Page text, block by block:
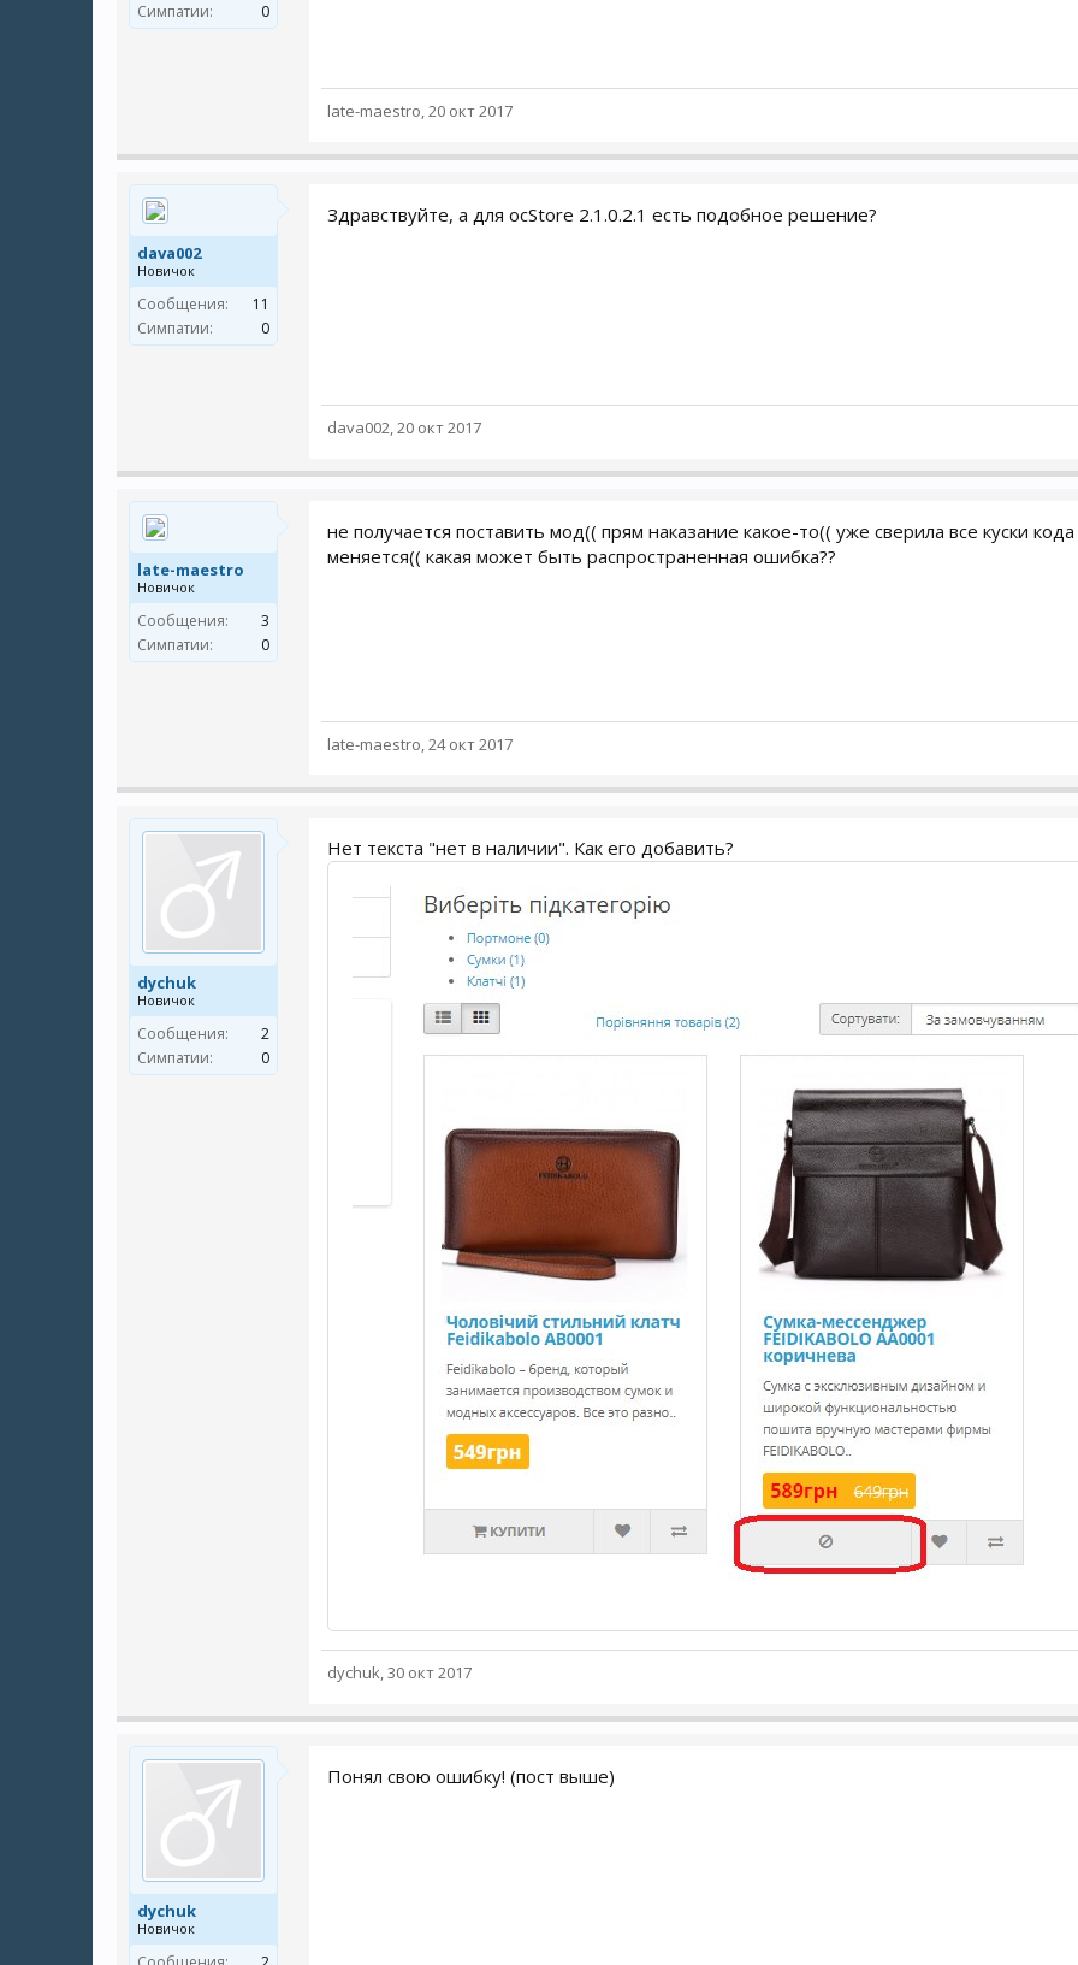
Симпатии:
0
late-maestro,20 окт 2017
dava002
Новичок
Сообщения:
11
Симпатии:
0
Здравствуйте, а для ocStore 2.1.0.2.1 есть подобное решение?
dava002,20 окт 2017
late-maestro
Новичок
Сообщения:
3
Симпатии:
0
не получается поставить мод(( прям наказание какое-то(( уже сверила все куски
меняется(( какая может быть распространенная ошибка??
late-maestro,24 окт 2017
dychuk
Новичок
Сообщения:
2
Симпатии:
0
Нет текста "нет в наличии". Как его добавить?
dychuk,30 окт 2017
dychuk
Новичок
Понял свою ошибку! (пост выше)